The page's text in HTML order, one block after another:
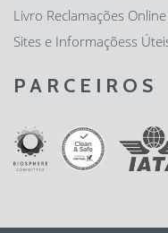
Livro Reclamações Online
Sites e Informaçõess
PARCEIROS